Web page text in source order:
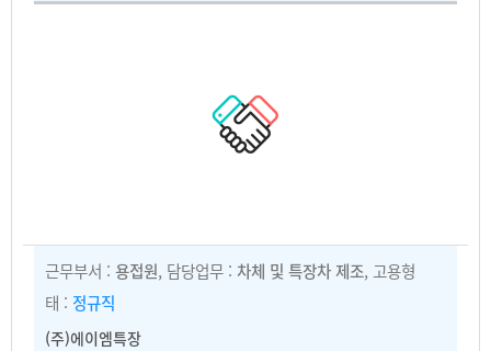
근무부서 : 용접원, 담당업무 : 차체 및 특장차 제조, 고용형
태 : 정규직
(주)에이엠특장